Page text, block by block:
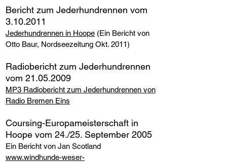
Bericht zum Jederhundrennen vom
3.10.2011
Jederhundrennen in Hoope (Ein Bericht von
Otto Baur, Nordseezeitung Okt. 2011)
Radiobericht zum Jederhundrennen
vom 21.05.2009
MP3 Radiobericht zum Jederhundrennen von
Radio Bremen Eins
Coursing-Europameisterschaft in
Hoope vom 24./25. September 2005
Ein Bericht von Jan Scotland
www.windhunde-weser-